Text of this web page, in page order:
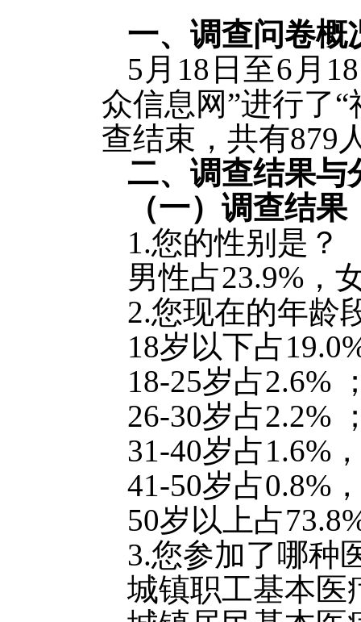
一、调查问卷概
5月18日至6月
众信息网”进行了
查结束，共有879
二、调查结果与
（一）调查结果
1.您的性别是？
男性占23.9%，
2.您现在的年龄
18岁以下占
18-25岁占2.6%
26-30岁占2.2%
31-40岁占1.6%
41-50岁占0.8%
50岁以上占
3.您参加了哪种
城镇职工基本医